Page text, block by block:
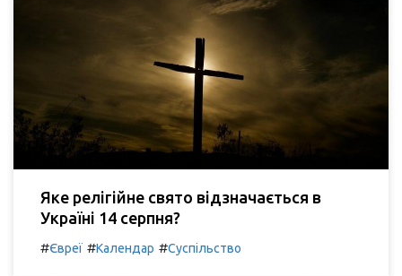
Яке релігійне свято відзначається в
Україні 14 серпня?
#Євреї #Календар #Суспільство